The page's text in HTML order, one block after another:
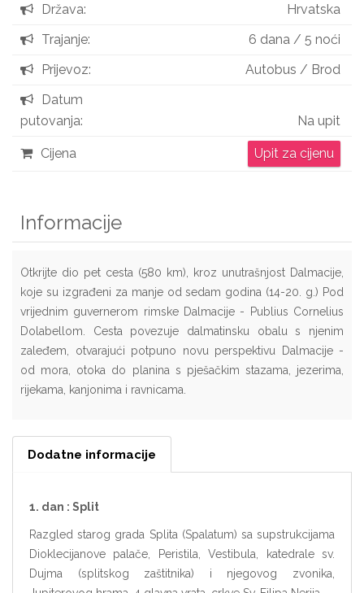
Država:
Hrvatska
Trajanje:
6 dana / 5 noći
Prijevoz:
Autobus / Brod
Datum
putovanja:
Na upit
Cijena Upit za cijenu
Informacije
Otkrijte dio pet cesta (580 km), kroz unutrašnjost Dalmacije,
koje su izgrađeni za manje od sedam godina (14-20. g.) Pod
vrijednim guvernerom rimske Dalmacije - Publius Cornelius
Dolabellom. Cesta povezuje dalmatinsku obalu s njenim
zaleđem, otvarajući potpuno novu perspektivu Dalmacije -
od mora, otoka do planina s pješačkim stazama, jezerima,
rijekama, kanjonima i ravnicama.
Dodatne informacije
1. dan : Split
Razgled starog grada Splita (Spalatum) sa supstrukcijama
Dioklecijanove palače, Peristila, Vestibula, katedrale sv.
Dujma (splitskog zaštitnika) i njegovog zvonika,